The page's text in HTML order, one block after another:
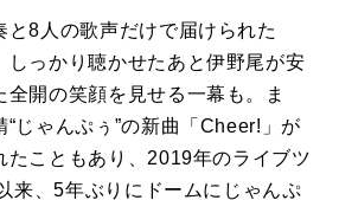
と8人の歌声だけで届けられた
しっかり聴かせたあと伊野尾が安
開の笑顔を見せる一幕も。ま
じゃんぷぅ”の新曲「Cheer!」が
たこともあり、2019年のライブツ
来、5年ぶりにドームにじゃんぷ